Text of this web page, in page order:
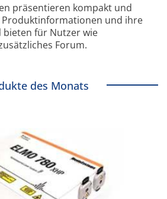
präsentieren kompakt und
und ihre
bieten für Nutzer wie
Forum.
des Monats